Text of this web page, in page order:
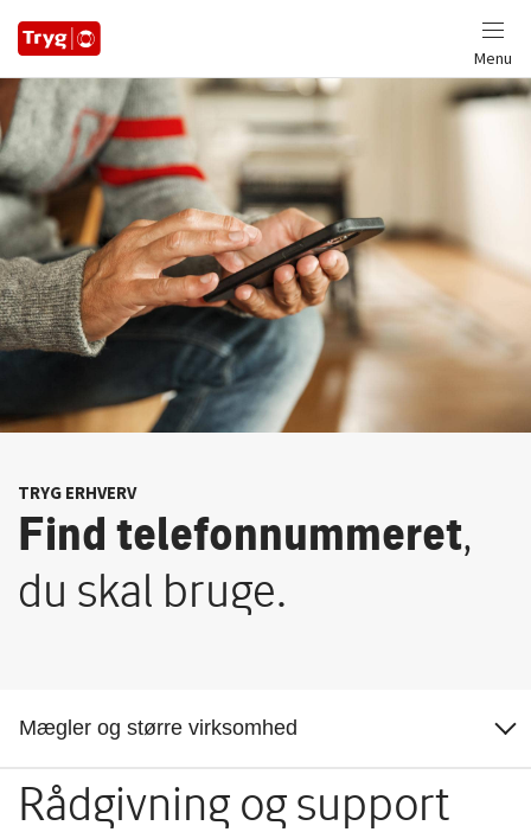
Menu
TRYG ERHVERV
Find telefonnummeret,
du skal bruge.
Rådgivning og
support
Rådgivning og support